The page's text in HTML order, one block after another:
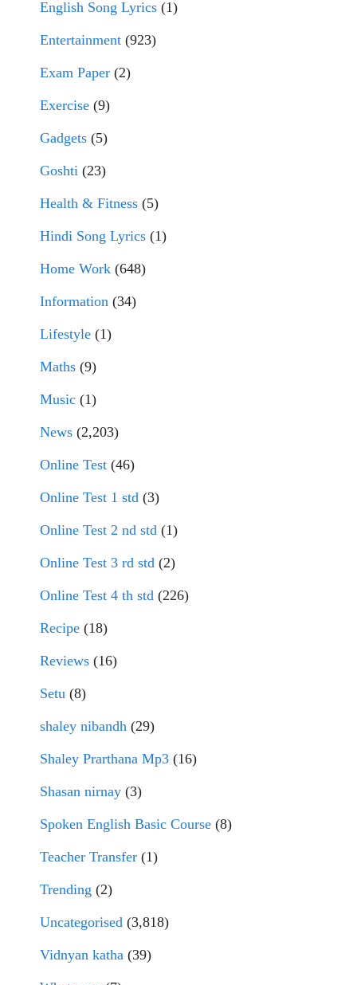
English Song Lyrics (1)
Entertainment (923)
Exam Paper (2)
Exercise (9)
Gadgets (5)
Goshti (23)
Health & Fitness (5)
Hindi Song Lyrics (1)
Home Work (648)
Information (34)
Lifestyle (1)
Maths (9)
Music (1)
News (2,203)
Online Test (46)
Online Test 1 std (3)
Online Test 2 nd std (1)
Online Test 3 rd std (2)
Online Test 4 th std (226)
Recipe (18)
Reviews (16)
Setu (8)
shaley nibandh (29)
Shaley Prarthana Mp3 (16)
Shasan nirnay (3)
Spoken English Basic Course (8)
Teacher Transfer (1)
Trending (2)
Uncategorised (3,818)
Vidnyan katha (39)